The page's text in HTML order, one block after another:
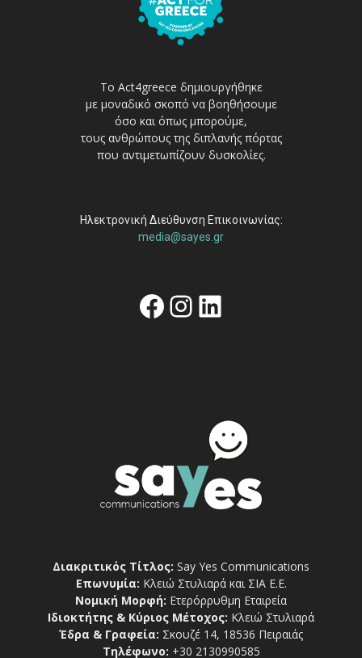
Το Act4greece δημιουργήθηκε
με μοναδικό σκοπό να βοηθήσουμε
όσο και όπως μπορούμε,
τους ανθρώπους της διπλανής πόρτας
που αντιμετωπίζουν δυσκολίες.
Ηλεκτρονική Διεύθυνση Επικοινωνίας:
media@sayes.gr
Facebook
Instagram
Linkedin
Διακριτικός Τίτλος: Say Yes Communications
Επωνυμία: Κλειώ Στυλιαρά και ΣΙΑ Ε.Ε.
Νομική Μορφή: Ετερόρρυθμη Εταιρεία
Ιδιοκτήτης & Κύριος Μέτοχος: Κλειώ Στυλιαρά
Έδρα & Γραφεία: Σκουζέ 14, 18536 Πειραιάς
Τηλέφωνο: +30 2130990585